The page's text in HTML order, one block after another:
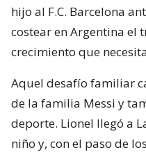
hijo al F.C. Barcelona
costear en Argentina el
crecimiento que
Aquel desafío familiar
de la familia Messi y
deporte. Lionel llegó a
niño y, con el paso de